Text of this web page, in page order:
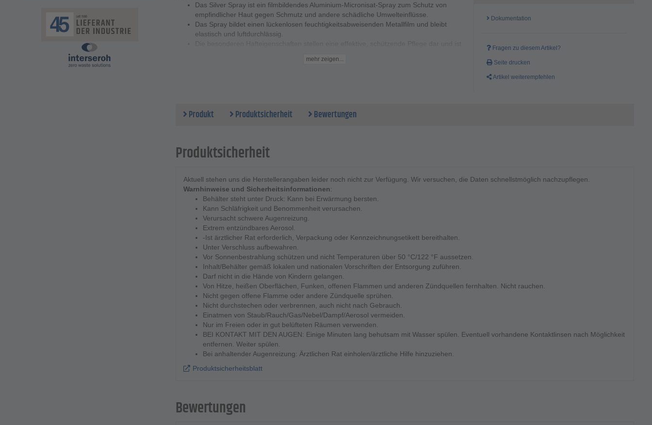
Das Silver Spray ist ein filmbildendes Aluminium-Micronisat-Spray zum Schutz von
empfindlicher Haut gegen Schmutz und andere schädliche Umwelteinflüsse.
Das Spray bildet einen lückenlosen feuchtigkeitsabweisenden Metallfilm und bleibt
elastisch und luftdurchlässig.
Besonders ist das Silver Spray geeignet für Hautstellen, die gegen Schmutz und
mehr zeigen...
Dokumentation
Fragen zu diesem Artikel?
Seite drucken
Artikel weiterempfehlen
Produkt Produktsicherheit Bewertungen
Produktsicherheit
Aktuell stehen uns die Herstellerangaben leider noch nicht zur Verfügung. Wir versuchen, die Daten schnellstmöglich nachzupflegen.
Warnhinweise und Sicherheitsinformationen:
Behälter steht unter Druck: Kann bei Erwärmung bersten.
Kann Schläfrigkeit und Benommenheit verursachen.
Verursacht schwere Augenreizung.
Extrem entzündbares Aerosol.
-Ist ärztlicher Rat erforderlich, Verpackung oder Kennzeichnungsetikett bereithalten.
Unter Verschluss aufbewahren.
Vor Sonnenbestrahlung schützen und nicht Temperaturen über 50 °C/122 °F aussetzen.
Inhalt/Behälter gemäß lokalen und nationalen Vorschriften der Entsorgung zuführen.
Darf nicht in die Hände von Kindern gelangen.
Von Hitze, heißen Oberflächen, Funken, offenen Flammen und anderen Zündquellen fernhalten. Nicht rauchen.
Nicht gegen offene Flamme oder andere Zündquelle sprühen.
Nicht durchstechen oder verbrennen, auch nicht nach Gebrauch.
Einatmen von Staub/Rauch/Gas/Nebel/Dampf/Aerosol vermeiden.
Nur im Freien oder in gut belüfteten Räumen verwenden.
BEI KONTAKT MIT DEN AUGEN: Einige Minuten lang behutsam mit Wasser spülen. Eventuell vorhandene Kontaktlinsen nach Möglichkeit
entfernen. Weiter spülen.
Bei anhaltender Augenreizung: Ärztlichen Rat einholen/ärztliche Hilfe hinzuziehen.
Produktsicherheitsblatt
Bewertungen